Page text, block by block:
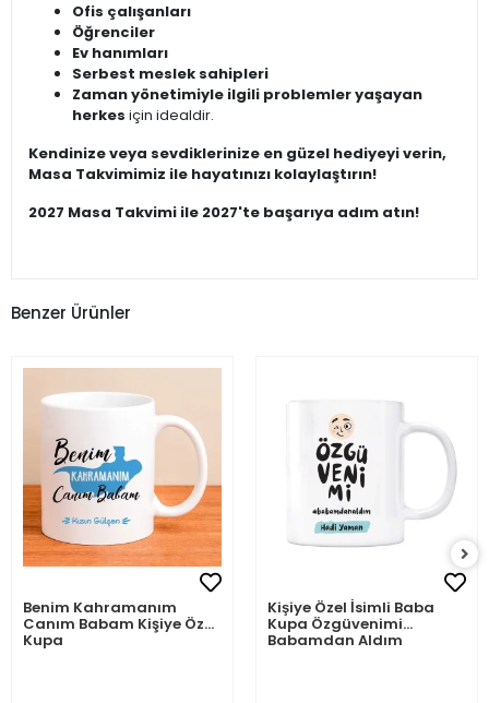
Ofis çalışanları
Öğrenciler
Ev hanımları
Serbest meslek sahipleri
Zaman yönetimiyle ilgili problemler yaşayan
herkes için idealdir.
Kendinize veya sevdiklerinize en güzel hediyeyi verin,
Masa Takvimimiz ile hayatınızı kolaylaştırın!
2027 Masa Takvimi ile 2027'te başarıya adım atın!
Benzer Ürünler
Benim Kahramanım
Canım Babam Kişiye Özel
Kupa
Kişiye Özel İsimli Baba
Kupa Özgüvenimi
Babamdan Aldım